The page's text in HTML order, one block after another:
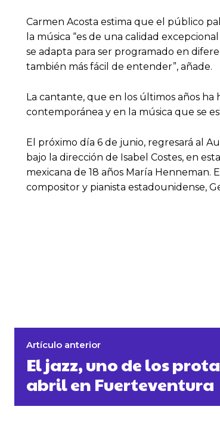
Carmen Acosta estima que el público
la música “es de una calidad
se adapta para ser programado en
también más fácil de entender”, añade.
La cantante, que en los últimos años
contemporánea y en la música que se
El próximo día 6 de junio, regresará al
bajo la dirección de Isabel Costes, en
mexicana de 18 años María
compositor y pianista estadounidense,
Artículo anterior
El jazz, uno de los
abril en Fuerteventura